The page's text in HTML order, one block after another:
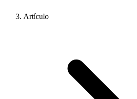
Artículo